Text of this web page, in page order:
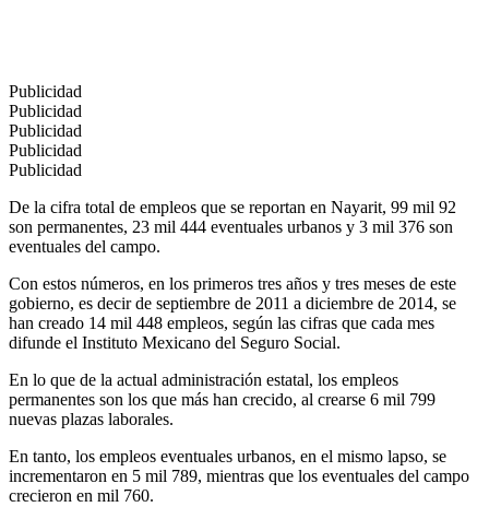
Publicidad
Publicidad
Publicidad
Publicidad
Publicidad
De la cifra total de empleos que se reportan en Nayarit, 99 mil 92
son permanentes, 23 mil 444 eventuales urbanos y 3 mil 376 son
eventuales del campo.
Con estos números, en los primeros tres años y tres meses de este
gobierno, es decir de septiembre de 2011 a diciembre de 2014, se
han creado 14 mil 448 empleos, según las cifras que cada mes
difunde el Instituto Mexicano del Seguro Social.
En lo que de la actual administración estatal, los empleos
permanentes son los que más han crecido, al crearse 6 mil 799
nuevas plazas laborales.
En tanto, los empleos eventuales urbanos, en el mismo lapso, se
incrementaron en 5 mil 789, mientras que los eventuales del campo
crecieron en mil 760.